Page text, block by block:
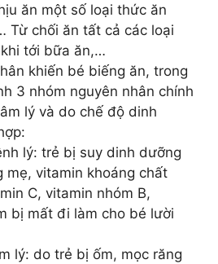
ăn một số loại thức ăn
Từ chối ăn tất cả các loại
tới bữa ăn,…
khiến bé biếng ăn, trong
3 nhóm nguyên nhân chính
lý và do chế độ dinh
lý: trẻ bị suy dinh dưỡng
mẹ, vitamin khoáng chất
C, vitamin nhóm B,
bị mất đi làm cho bé lười
lý: do trẻ bị ốm, mọc răng